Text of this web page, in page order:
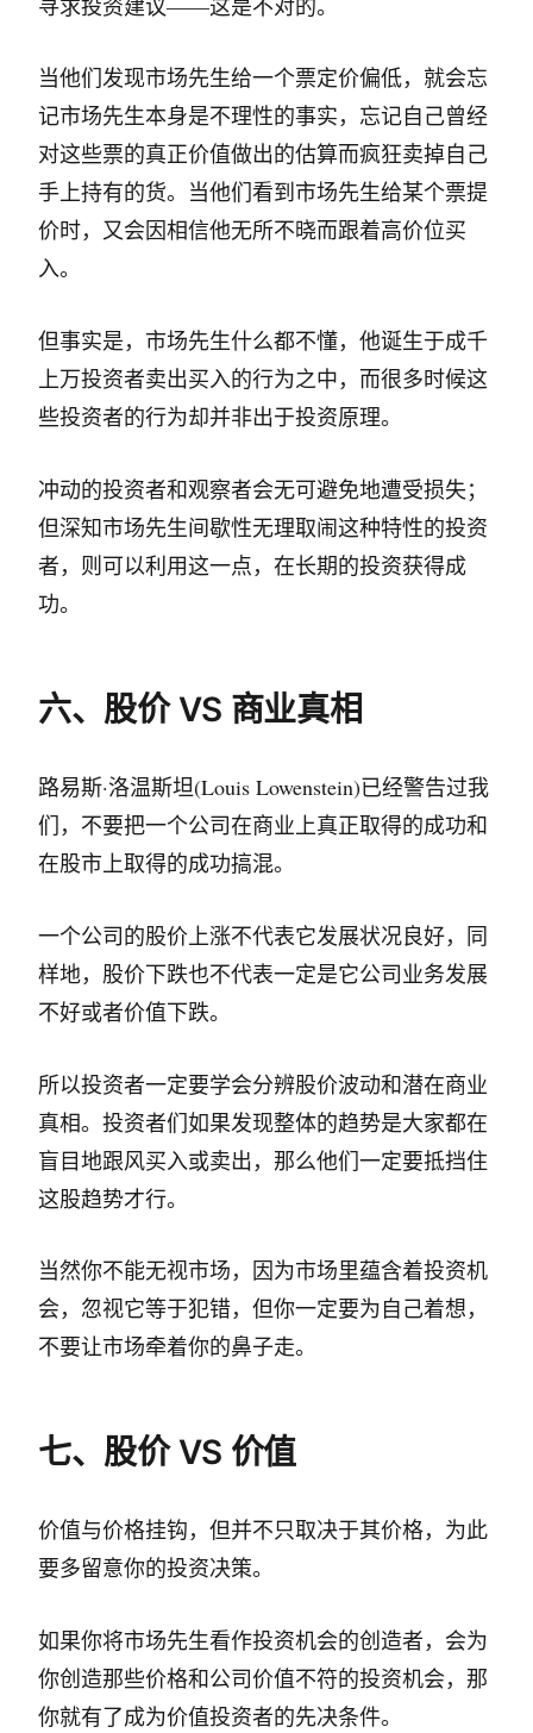
当他们发现市场先生给一个票定价偏低，就会忘
记市场先生本身是不理性的事实，忘记自己曾经
对这些票的真正价值做出的估算而疯狂卖掉自己
手上持有的货。当他们看到市场先生给某个票提
价时，又会因相信他无所不晓而跟着高价位买
入。
但事实是，市场先生什么都不懂，他诞生于成千
上万投资者卖出买入的行为之中，而很多时候这
些投资者的行为却并非出于投资原理。
冲动的投资者和观察者会无可避免地遭受损失；
但深知市场先生间歇性无理取闹这种特性的投资
者，则可以利用这一点，在长期的投资获得成
功。
六、股价 VS 商业真相
路易斯·洛温斯坦(Louis Lowenstein)已经警告过我
们，不要把一个公司在商业上真正取得的成功和
在股市上取得的成功搞混。
一个公司的股价上涨不代表它发展状况良好，同
样地，股价下跌也不代表一定是它公司业务发展
不好或者价值下跌。
所以投资者一定要学会分辨股价波动和潜在商业
真相。投资者们如果发现整体的趋势是大家都在
盲目地跟风买入或卖出，那么他们一定要抵挡住
这股趋势才行。
当然你不能无视市场，因为市场里蕴含着投资机
会，忽视它等于犯错，但你一定要为自己着想，
不要让市场牵着你的鼻子走。
七、股价 VS 价值
价值与价格挂钩，但并不只取决于其价格，为此
要多留意你的投资决策。
如果你将市场先生看作投资机会的创造者，会为
你创造那些价格和公司价值不符的投资机会，那
你就有了成为价值投资者的先决条件。